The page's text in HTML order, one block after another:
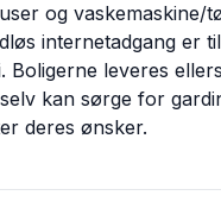
og vaskemaskine/
internetadgang er
Boligerne leveres
kan sørge for
deres ønsker.